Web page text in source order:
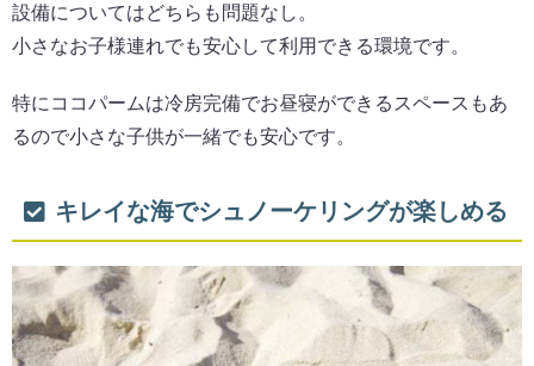
設備についてはどちらも問題なし。
小さなお子様連れでも安心して利用できる環境です。
特にココパームは冷房完備でお昼寝ができるスペースもあ
るので小さな子供が一緒でも安心です。
キレイな海でシュノーケリングが楽しめる